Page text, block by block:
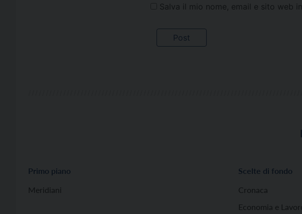
Salva il mio nome, email e sito web
Primo piano
Meridiani
Scelte di fondo
Cronaca
Economia e